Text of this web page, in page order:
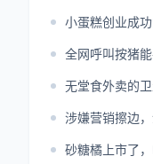
小蛋糕创业成
全网呼叫按猪
无堂食外卖的
涉嫌营销擦边
砂糖橘上市了